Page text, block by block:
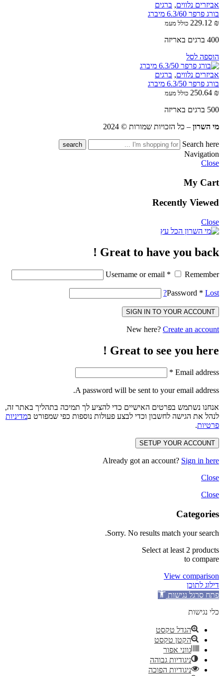
אביזרים נלווים, ברגים
בורג פרפר 6.3/60 מיברג
229.12 ₪ כולל מעמ
400 ברגים באריזה
הוספה לסל
אביזרים נלווים, ברגים
בורג פרפר 6.3/50 מיברג
250.64 ₪ כולל מעמ
500 ברגים באריזה
מי השרון – כל הזכויות שמורות © 2024
Search here
Navigation
Close
My Cart
Recently Viewed
Close
Great to have you back !
Username or email * Remember
Password * Lost?
SIGN IN TO YOUR ACCOUNT
New here? Create an account
Great to see you here !
Email address
*
A password will be sent to your email address.
אנחנו נשתמש בפרטים האישיים כדי להציע לך תמיכה בתהליך באתר זה,
לנהל את הגישה לחשבון וכדי לבצע פעולות נוספות כפי שמפורט במדיניות
פרטיות.
SETUP YOUR ACCOUNT
Already got an account? Sign in here
Close
Close
Categories
Sorry. No results match your search.
Select at least 2 products
to compare
View comparison
דילוג לתוכן
פתח סרגל נגישות
כלי נגישות
הגדל טקסט
הקטן טקסט
גווני אפור
ניגודיות גבוהה
ניגודיות הפוכה